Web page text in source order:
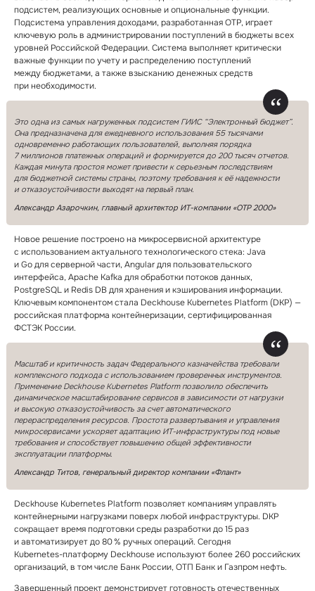
подсистем, реализующих основные и опциональные функции.
Подсистема управления доходами, разработанная ОТР, играет
ключевую роль в администрировании поступлений в бюджеты всех
уровней Российской Федерации. Система выполняет критически
важные функции по учету и распределению поступлений
между бюджетами, а также взысканию денежных средств
при необходимости.
Это одна из самых нагруженных подсистем ГИИС “Электронный бюджет”.
Она предназначена для ежедневного использования 55 тысячами
одновременно работающих пользователей, выполняя порядка
7 миллионов платежных операций и формируется до 200 тысяч отчетов.
Каждая минута простоя может привести к серьезным последствиям
для бюджетной системы страны, поэтому требования к её надежности
и отказоустойчивости выходят на первый план.
Александр Азарочкин, главный архитектор ИТ⁠-⁠компании «ОТР 2000»
Новое решение построено на микросервисной архитектуре
с использованием актуального технологического стека: Java
и Go для серверной части, Angular для пользовательского
интерфейса, Apache Kafka для обработки потоков данных,
PostgreSQL и Redis DB для хранения и кэширования информации.
Ключевым компонентом стала Deckhouse Kubernetes Platform (DKP) —
российская платформа контейнеризации, сертифицированная
ФСТЭК России.
Масштаб и критичность задач Федерального казначейства требовали
комплексного подхода с использованием проверенных инструментов.
Применение Deckhouse Kubernetes Platform позволило обеспечить
динамическое масштабирование сервисов в зависимости от нагрузки
и высокую отказоустойчивость за счет автоматического
перераспределения ресурсов. Простота развертывания и управления
микросервисами ускоряет адаптацию ИТ⁠-⁠инфраструктуры под новые
требования и способствует повышению общей эффективности
эксплуатации платформы.
Александр Титов, генеральный директор компании «Флант»
Deckhouse Kubernetes Platform позволяет компаниям управлять
контейнерными нагрузками поверх любой инфраструктуры. DKP
сокращает время подготовки среды разработки до 15 раз
и автоматизирует до 80 % ручных операций. Сегодня
Kubernetes⁠-⁠платформу Deckhouse используют более 260 российских
организаций, в том числе Банк России, ОТП Банк и Газпром нефть.
Завершенный проект демонстрирует готовность отечественных